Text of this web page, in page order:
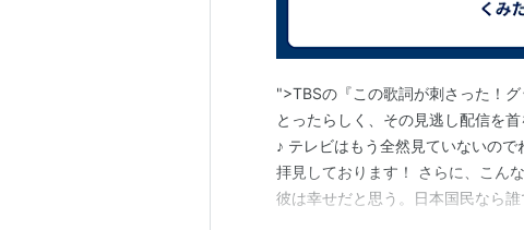
">TBSの『この歌詞が刺さった！
とったらしく、その見逃し配信を
♪ テレビはもう全然見ていないの
拝見しております！ さらに、こん
彼は幸せだと思う。日本国民なら